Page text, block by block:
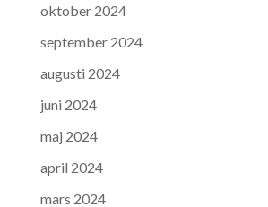
oktober 2024
september 2024
augusti 2024
juni 2024
maj 2024
april 2024
mars 2024